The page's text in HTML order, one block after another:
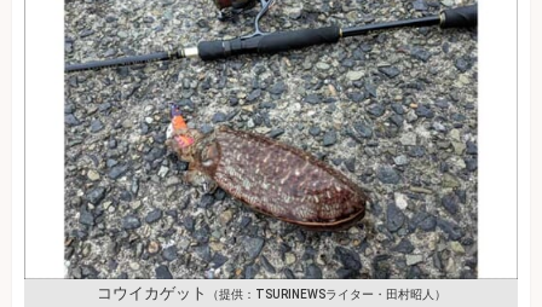
コウイカゲット （提供：TSURINEWSライター・田村昭人）